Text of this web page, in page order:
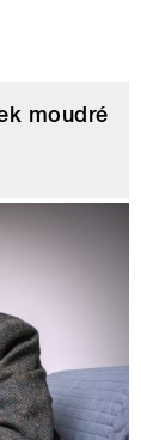
moudré